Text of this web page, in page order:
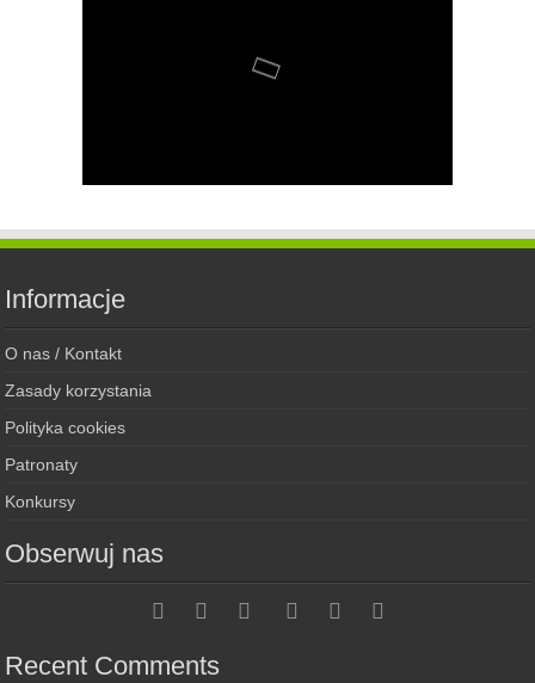
Informacje
O nas / Kontakt
Zasady korzystania
Polityka cookies
Patronaty
Konkursy
Obserwuj nas
Recent Comments